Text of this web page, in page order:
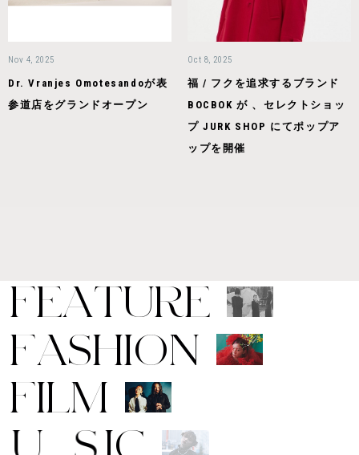
Nov 4, 2025
Dr. Vranjes Omotesandoが表
参道店をグランドオープン
Oct 8, 2025
福 / フクを追求するブランド
BOCBOK が 、セレクトショッ
プ JURK SHOP にてポップア
ップを開催
FEATURE
FASHION
FILM
M
USIC